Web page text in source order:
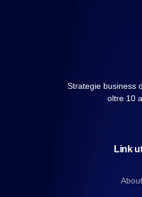
Strategie business
oltre 10
Link
About